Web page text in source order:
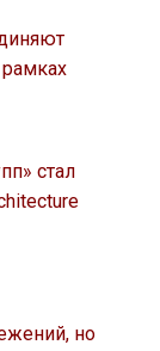
стал
но